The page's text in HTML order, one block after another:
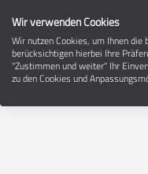
Wir verwenden Cookies
Wir nutzen Cookies, um Ihnen
berücksichtigen hierbei Ihre
"Zustimmen und weiter" Ihr
zu den Cookies und